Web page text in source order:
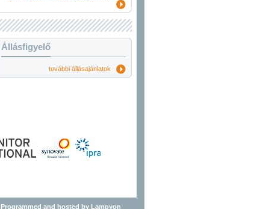
Állásfigyelő
további állásajánlatok
Programmed and hosted by Lampyon